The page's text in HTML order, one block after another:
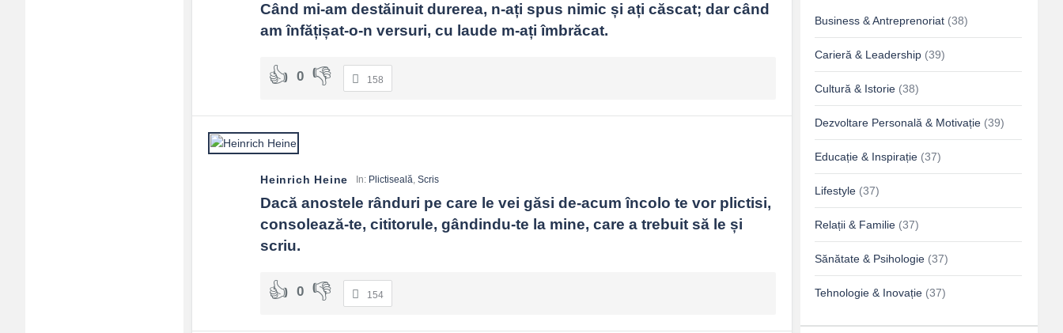
Când mi-am destăinuit durerea, n-ați spus nimic și ați căscat; dar când
am înfățișat-o-n versuri, cu laude m-ați îmbrăcat.
0 158
Heinrich Heine In: Plictiseală,Scris
Dacă anostele rânduri pe care le vei găsi de-acum încolo te vor plictisi,
consolează-te, cititorule, gândindu-te la mine, care a trebuit să le și
scriu.
0 154
Business & Antreprenoriat (38)
Carieră & Leadership (39)
Cultură & Istorie (38)
Dezvoltare Personală & Motivație (39)
Educație & Inspirație (37)
Lifestyle (37)
Relații & Familie (37)
Sănătate & Psihologie (37)
Tehnologie & Inovație (37)